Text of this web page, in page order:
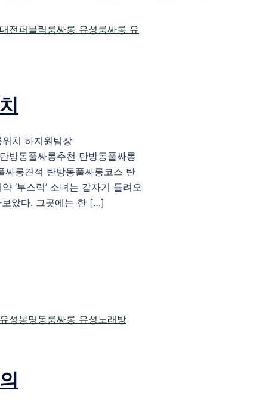
치 하지원팀장
방동풀싸롱추천 탄방동풀싸롱
싸롱견적 탄방동풀싸롱코스 탄
‘부스럭’ 소녀는 갑자기 들려오
았다. 그곳에는 한 […]